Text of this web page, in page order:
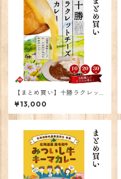
【まとめ買い】十勝ラクレッ
トチーズカレー20個
¥13,000